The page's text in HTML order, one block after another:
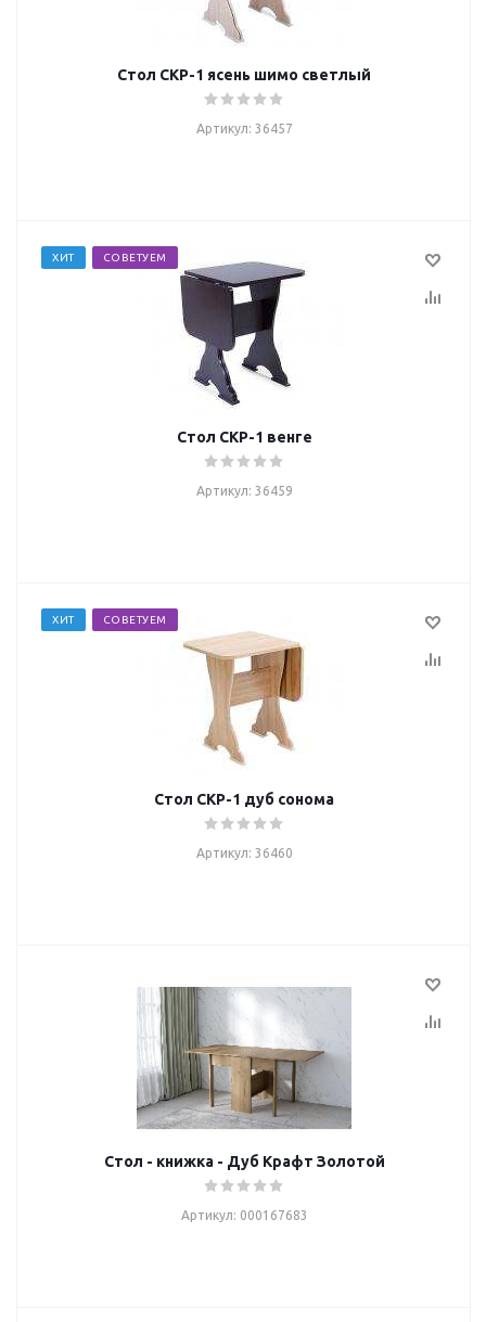
Стол СКР-1 ясень шимо светлый
Артикул: 36457
ХИТ СОВЕТУЕМ
Стол СКР-1 венге
Артикул: 36459
ХИТ СОВЕТУЕМ
Стол СКР-1 дуб сонома
Артикул: 36460
Стол - книжка - Дуб Крафт Золотой
Артикул: 000167683